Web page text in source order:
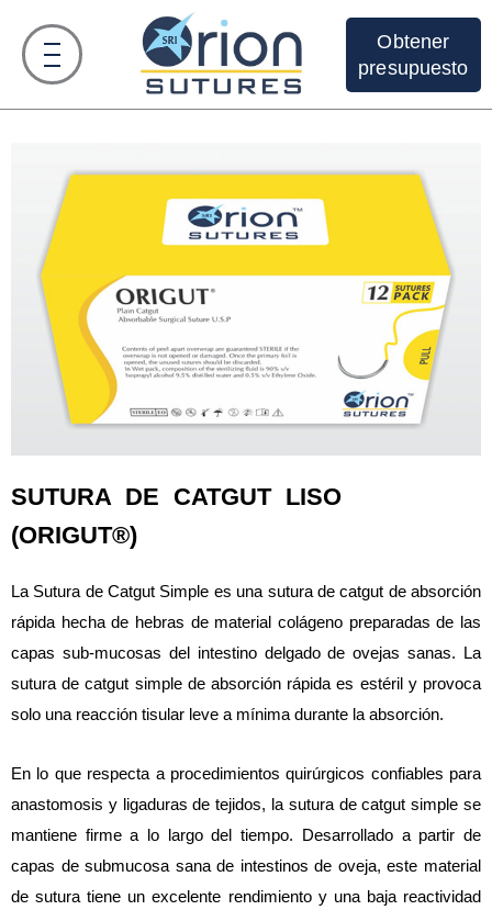
Obtener
presupuesto
SUTURA DE CATGUT LISO
(ORIGUT®)
La Sutura de Catgut Simple es una sutura de catgut de absorción
rápida hecha de hebras de material colágeno preparadas de las
capas sub-mucosas del intestino delgado de ovejas sanas. La
sutura de catgut simple de absorción rápida es estéril y provoca
solo una reacción tisular leve a mínima durante la absorción.
En lo que respecta a procedimientos quirúrgicos confiables para
anastomosis y ligaduras de tejidos, la sutura de catgut simple se
mantiene firme a lo largo del tiempo. Desarrollado a partir de
capas de submucosa sana de intestinos de oveja, este material
de sutura tiene un excelente rendimiento y una baja reactividad